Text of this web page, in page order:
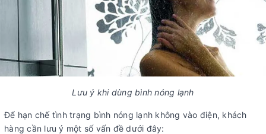
Lưu ý khi dùng bình nóng lạnh
Để hạn chế tình trạng bình nóng lạnh không vào điện, khách
hàng cần lưu ý một số vấn đề dưới đây: